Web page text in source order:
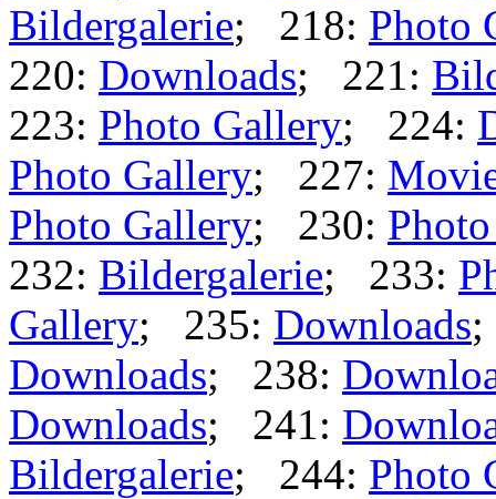
Bildergalerie; 218: Photo
220: Downloads; 221:
223: Photo Gallery; 224:
Photo Gallery; 227:
Photo Gallery; 230:
232: Bildergalerie; 233:
Gallery; 235: Downloads
Downloads; 238:
Downloads; 241:
Bildergalerie; 244: Photo